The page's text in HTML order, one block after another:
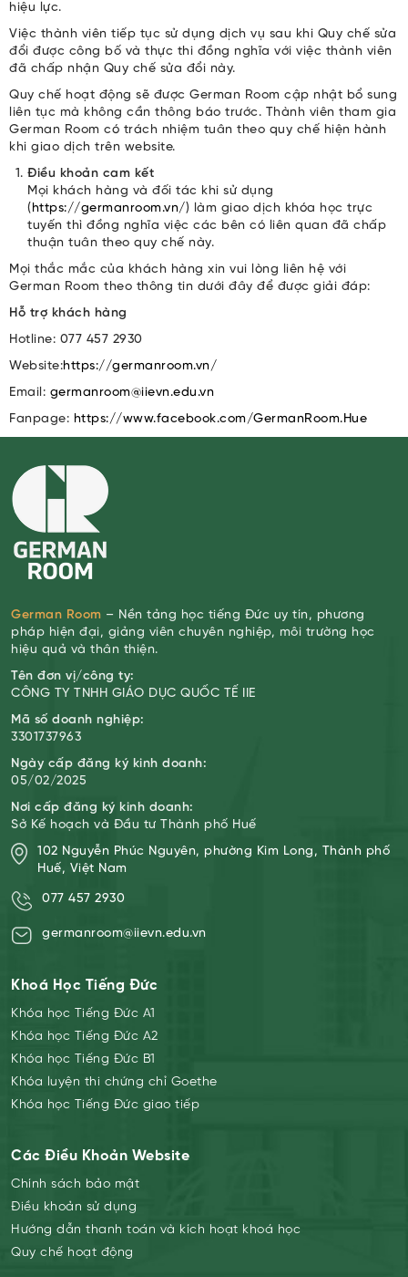
hiệu lực.
Việc thành viên tiếp tục sử dụng dịch vụ sau khi Quy chế sửa
đổi được công bố và thực thi đồng nghĩa với việc thành viên
đã chấp nhận Quy chế sửa đổi này.
Quy chế hoạt động sẽ được German Room cập nhật bổ sung
liên tục mà không cần thông báo trước. Thành viên tham gia
German Room có trách nhiệm tuân theo quy chế hiện hành
khi giao dịch trên website.
Điều khoản cam kết
Mọi khách hàng và đối tác khi sử dụng
(https://germanroom.vn/) làm giao dịch khóa học trực
tuyến thì đồng nghĩa việc các bên có liên quan đã chấp
thuận tuân theo quy chế này.
Mọi thắc mắc của khách hàng xin vui lòng liên hệ với
German Room theo thông tin dưới đây để được giải đáp:
Hỗ trợ khách hàng
Hotline: 077 457 2930
Website:https://germanroom.vn/
Email: germanroom@iievn.edu.vn
Fanpage: https://www.facebook.com/GermanRoom.Hue
German Room – Nền tảng học tiếng Đức uy tín, phương
pháp hiện đại, giảng viên chuyên nghiệp, môi trường học
hiệu quả và thân thiện.
Tên đơn vị/công ty:
CÔNG TY TNHH GIÁO DỤC QUỐC TẾ IIE
Mã số doanh nghiệp:
3301737963
Ngày cấp đăng ký kinh doanh:
05/02/2025
Nơi cấp đăng ký kinh doanh:
Sở Kế hoạch và Đầu tư Thành phố Huế
102 Nguyễn Phúc Nguyên, phường Kim Long, Thành phố
Huế, Việt Nam
077 457 2930
germanroom@iievn.edu.vn
Khoá Học Tiếng Đức
Khóa học Tiếng Đức A1
Khóa học Tiếng Đức A2
Khóa học Tiếng Đức B1
Khóa luyện thi chứng chỉ Goethe
Khóa học Tiếng Đức giao tiếp
Các Điều Khoản Website
Chính sách bảo mật
Điều khoản sử dụng
Hướng dẫn thanh toán và kích hoạt khoá học
Quy chế hoạt động